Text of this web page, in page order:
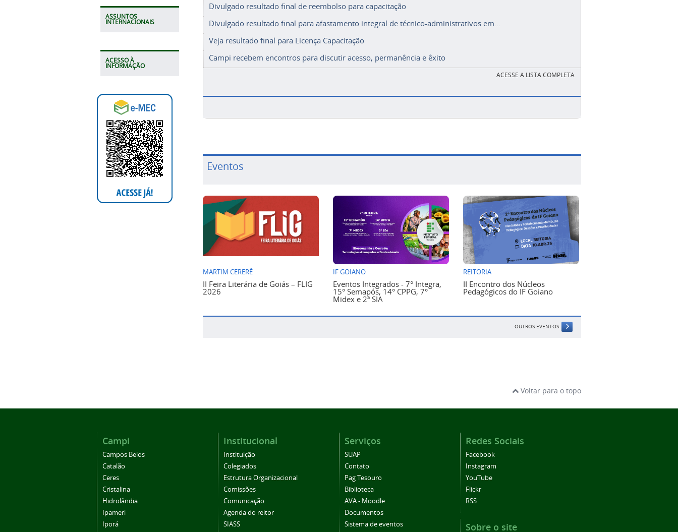
ASSUNTOS
INTERNACIONAIS
ACESSO À
INFORMAÇÃO
Divulgado resultado final de reembolso para capacitação
Divulgado resultado final para afastamento integral de técnico-administrativos em...
Veja resultado final para Licença Capacitação
Campi recebem encontros para discutir acesso, permanência e êxito
ACESSE A LISTA COMPLETA
Eventos
MARTIM CERERÊ
II Feira Literária de Goiás – FLIG
2026
IF GOIANO
Eventos Integrados - 7° Integra,
15° Semapós, 14° CPPG, 7°
Midex e 2ª SIA
REITORIA
II Encontro dos Núcleos
Pedagógicos do IF Goiano
OUTROS EVENTOS
Voltar para o topo
Campi
Campos Belos
Catalão
Ceres
Cristalina
Hidrolândia
Ipameri
Iporá
Institucional
Instituição
Colegiados
Estrutura Organizacional
Comissões
Comunicação
Agenda do reitor
SIASS
Serviços
SUAP
Contato
Pag Tesouro
Biblioteca
AVA - Moodle
Documentos
Sistema de eventos
Redes Sociais
Facebook
Instagram
YouTube
Flickr
RSS
Sobre o site